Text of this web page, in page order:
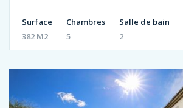
Surface
382 M2
Chambres
5
Salle de bain
2